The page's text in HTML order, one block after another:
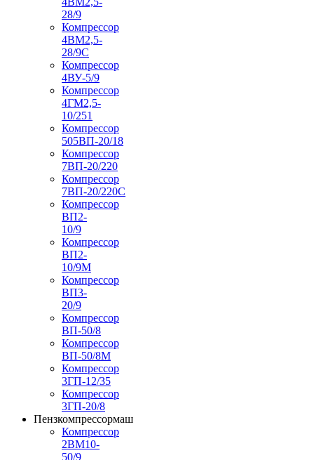
28/9
Компрессор
4ВМ2,5-
28/9С
Компрессор
4ВУ-5/9
Компрессор
4ГМ2,5-
10/251
Компрессор
505ВП-20/18
Компрессор
7ВП-20/220
Компрессор
7ВП-20/220С
Компрессор
ВП2-
10/9
Компрессор
ВП2-
10/9М
Компрессор
ВП3-
20/9
Компрессор
ВП-50/8
Компрессор
ВП-50/8М
Компрессор
3ГП-12/35
Компрессор
3ГП-20/8
Пензкомпрессормаш
Компрессор
2ВМ10-
50/9